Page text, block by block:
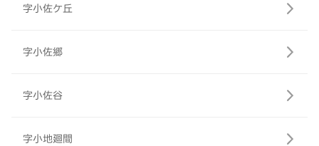
字小佐ケ丘
字小佐郷
字小佐谷
字小地廻間